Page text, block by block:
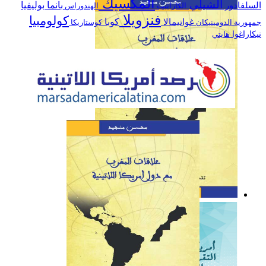
اللاتينية خلال سنة 2019
كتاب: علاقات المغرب مع
دول أمريكا اللاتينية
السلفادور الشيلي الكاراييبالمكسيك الهندوراس بانما بوليفيا
جمهورية الدومينيكان غواتيمالا فنزويلاكوباكوستاريكا كولومبيا
نيكاراغواهايتي